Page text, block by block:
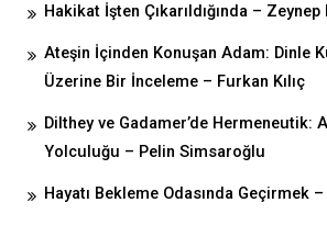
Hakikat İşten Çıkarıldığında – Zeynep
Ateşin İçinden Konuşan Adam: Dinle
Üzerine Bir İnceleme – Furkan Kılıç
Dilthey ve Gadamer’de Hermeneutik:
Yolculuğu – Pelin Simsaroğlu
Hayatı Bekleme Odasında Geçirmek